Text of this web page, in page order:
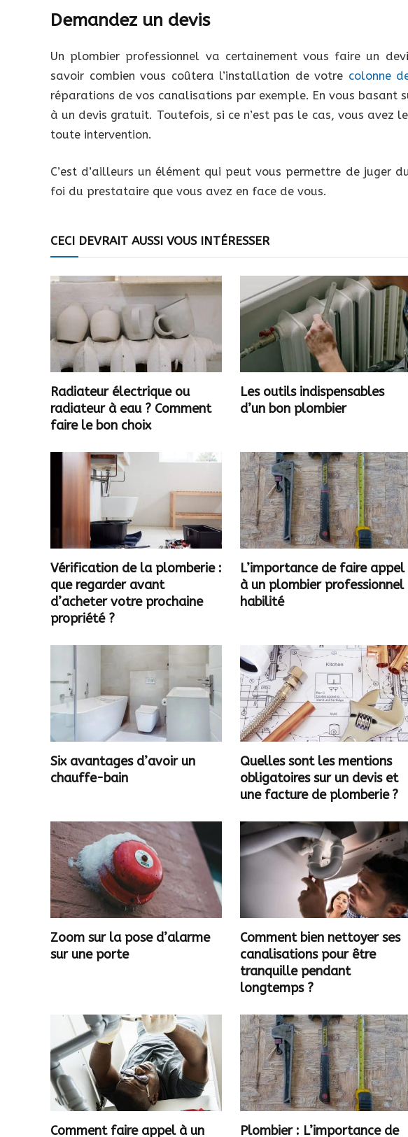
Demandez un devis
Un plombier professionnel va certainement vous faire un
savoir combien vous coûtera l’installation de votre colonne
réparations de vos canalisations par exemple. En vous basant
à un devis gratuit. Toutefois, si ce n’est pas le cas, vous avez
toute intervention.
C’est d’ailleurs un élément qui peut vous permettre de juger
foi du prestataire que vous avez en face de vous.
CECI DEVRAIT AUSSI VOUS INTÉRESSER
Radiateur électrique ou
radiateur à eau ? Comment
faire le bon choix
Les outils indispensables
d’un bon plombier
Vérification de la plomberie :
que regarder avant
d’acheter votre prochaine
propriété ?
L’importance de faire appel
à un plombier professionnel
habilité
Six avantages d’avoir un
chauffe-bain
Quelles sont les mentions
obligatoires sur un devis et
une facture de plomberie ?
Zoom sur la pose d’alarme
sur une porte
Comment bien nettoyer ses
canalisations pour être
tranquille pendant
longtemps ?
Comment faire appel à un Plombier : L’importance de